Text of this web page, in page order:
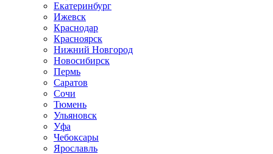
Екатеринбург
Ижевск
Краснодар
Красноярск
Нижний Новгород
Новосибирск
Пермь
Саратов
Сочи
Тюмень
Ульяновск
Уфа
Чебоксары
Ярославль